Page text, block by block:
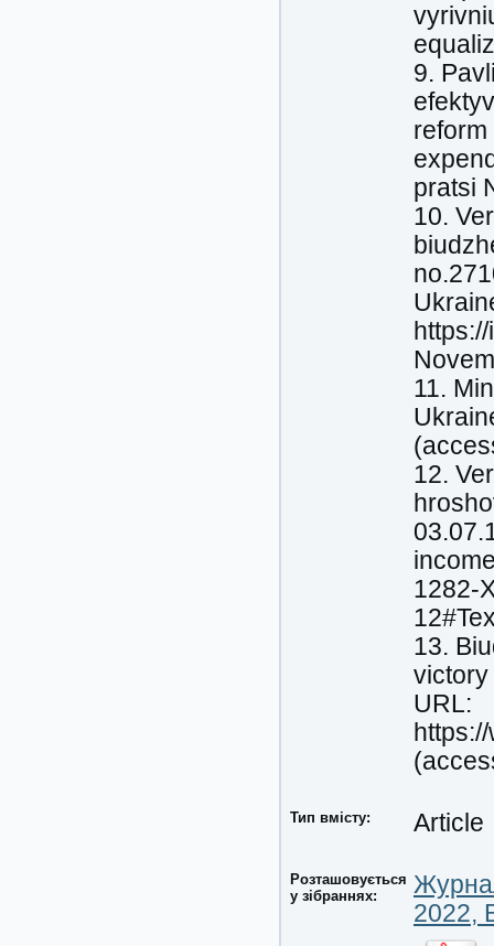
9.
pratsi
10.
11.
12.
1282-
13.
victory
URL:
Тип вмісту: Article
Розташовується
у зібраннях:
2022,